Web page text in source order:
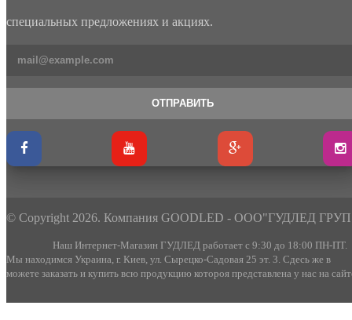
специальных предложениях и акциях.
ОТПРАВИТЬ
© Copyright 2026. Компания GOODLED - ООО"ГУДЛЕД
Наш Интернет-Магазин ГУДЛЕД работает с 9:30 до 18:00 ПН-ПТ.
Мы находимся Украина, г. Киев, ул. Сырецко-Садовая 25 эт. 3. Сдесь же в
можете заказать и купить всю продукцию котороя представлена у нас на